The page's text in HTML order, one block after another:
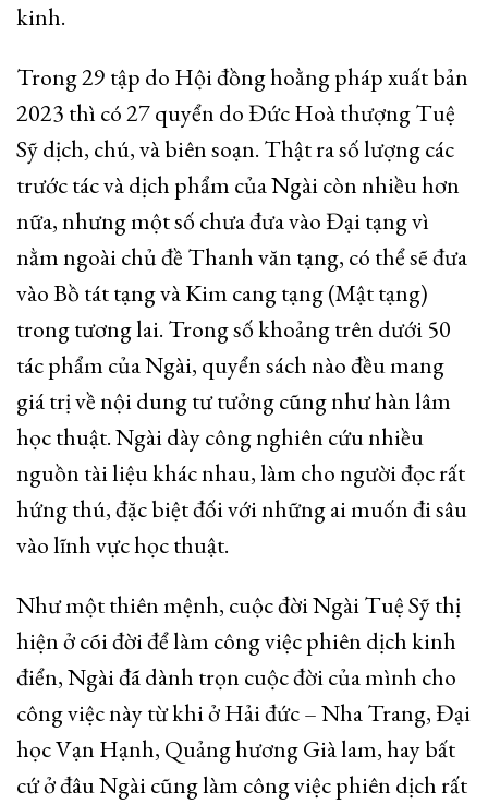
kinh.
Trong 29 tập do Hội đồng hoằng pháp xuất bản
2023 thì có 27 quyển do Đức Hoà thượng Tuệ
Sỹ dịch, chú, và biên soạn. Thật ra số lượng các
trước tác và dịch phẩm của Ngài còn nhiều hơn
nữa, nhưng một số chưa đưa vào Đại tạng vì
nằm ngoài chủ đề Thanh văn tạng, có thể sẽ đưa
vào Bồ tát tạng và Kim cang tạng (Mật tạng)
trong tương lai. Trong số khoảng trên dưới 50
tác phẩm của Ngài, quyển sách nào đều mang
giá trị về nội dung tư tưởng cũng như hàn lâm
học thuật. Ngài dày công nghiên cứu nhiều
nguồn tài liệu khác nhau, làm cho người đọc rất
hứng thú, đặc biệt đối với những ai muốn đi sâu
vào lĩnh vực học thuật.
Như một thiên mệnh, cuộc đời Ngài Tuệ Sỹ thị
hiện ở cõi đời để làm công việc phiên dịch kinh
điển, Ngài đã dành trọn cuộc đời của mình cho
công việc này từ khi ở Hải đức – Nha Trang, Đại
học Vạn Hạnh, Quảng hương Già lam, hay bất
cứ ở đâu Ngài cũng làm công việc phiên dịch rất